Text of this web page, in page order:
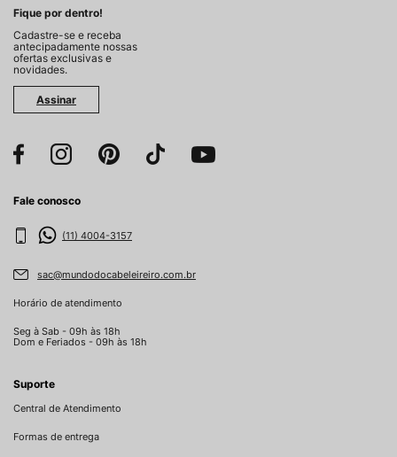
Fique por dentro!
Cadastre-se e receba
antecipadamente nossas
ofertas exclusivas e
novidades.
Assinar
Fale conosco
(11) 4004-3157
sac@mundodocabeleireiro.com.br
Horário de atendimento
Seg à Sab - 09h às 18h
Dom e Feriados - 09h às 18h
Suporte
Central de Atendimento
Formas de entrega